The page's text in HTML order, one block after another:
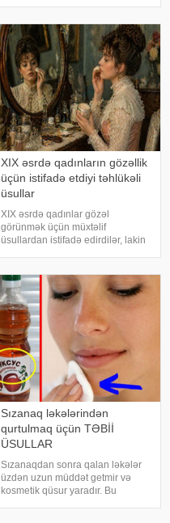
bəzən bunlar o qədər fərqlidir ki,
bi
XIX əsrdə qadınların gözəllik
üçün istifadə etdiyi təhlükəli
üsullar
XIX əsrdə qadınlar gözəl
görünmək üçün müxtəlif
üsullardan istifadə edirdilər, lakin
təhlükəli idi. Elmi biliklərin kifayət
qədər inkişaf etməməsi
səbəbindən bi
Sızanaq ləkələrindən
qurtulmaq üçün TƏBİİ
ÜSULLAR
Sızanaqdan sonra qalan ləkələr
üzdən uzun müddət getmir və
kosmetik qüsur yaradır. Bu